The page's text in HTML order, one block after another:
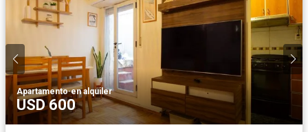
Apartamento·en alquiler
USD 600